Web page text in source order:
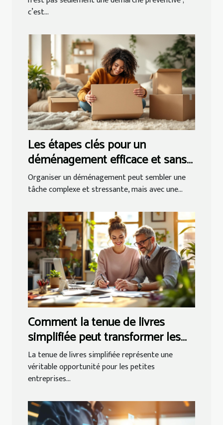
c’est...
Les étapes clés pour un
déménagement efficace et sans
tracas
Organiser un déménagement peut sembler une
tâche complexe et stressante, mais avec une...
Comment la tenue de livres
simplifiée peut transformer les
petites entreprises ?
La tenue de livres simplifiée représente une
véritable opportunité pour les petites
entreprises...